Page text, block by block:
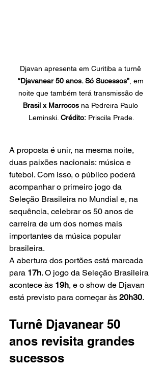
Djavan apresenta em Curitiba a turnê
“Djavanear 50 anos. Só Sucessos”, em
noite que também terá transmissão de
Brasil x Marrocos na Pedreira Paulo
Leminski. Crédito: Priscila Prade.
A proposta é unir, na mesma noite,
duas paixões nacionais: música e
futebol. Com isso, o público poderá
acompanhar o primeiro jogo da
Seleção Brasileira no Mundial e, na
sequência, celebrar os 50 anos de
carreira de um dos nomes mais
importantes da música popular
brasileira.
A abertura dos portões está marcada
para 17h. O jogo da Seleção Brasileira
acontece às 19h, e o show de Djavan
está previsto para começar às 20h30.
Turnê Djavanear 50
anos revisita grandes
sucessos